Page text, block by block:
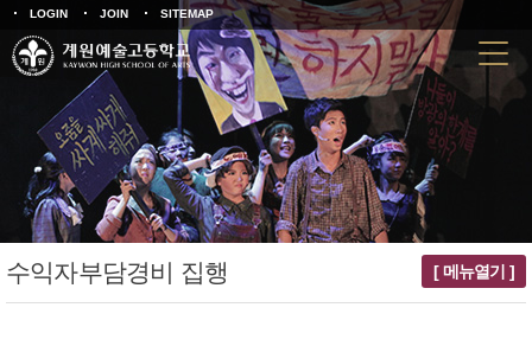
LOGIN JOIN SITEMAP
수익자부담경비 집행 [ 메뉴열기 ]